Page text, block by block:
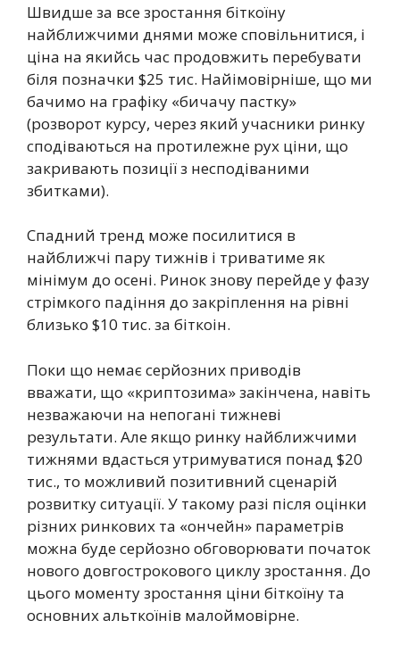
Швидше за все зростання біткоїну
найближчими днями може сповільнитися, і
ціна на якийсь час продовжить перебувати
біля позначки $25 тис. Найімовірніше, що ми
бачимо на графіку «бичачу пастку»
(розворот курсу, через який учасники ринку
сподіваються на протилежне рух ціни, що
закривають позиції з несподіваними
збитками).
Спадний тренд може посилитися в
найближчі пару тижнів і триватиме як
мінімум до осені. Ринок знову перейде у фазу
стрімкого падіння до закріплення на рівні
близько $10 тис. за біткоін.
Поки що немає серйозних приводів
вважати, що «криптозима» закінчена, навіть
незважаючи на непогані тижневі
результати. Але якщо ринку найближчими
тижнями вдасться утримуватися понад $20
тис., то можливий позитивний сценарій
розвитку ситуації. У такому разі після оцінки
різних ринкових та «ончейн» параметрів
можна буде серйозно обговорювати початок
нового довгострокового циклу зростання. До
цього моменту зростання ціни біткоїну та
основних альткоїнів малоймовірне.